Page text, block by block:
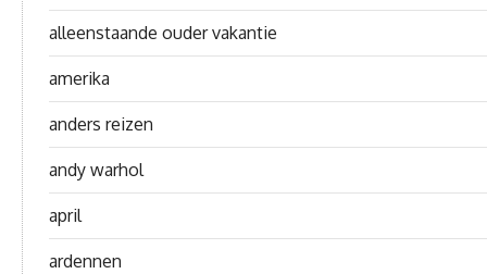
alleenstaande ouder vakantie
amerika
anders reizen
andy warhol
april
ardennen